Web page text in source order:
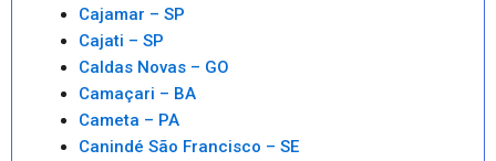
Cajamar – SP
Cajati – SP
Caldas Novas – GO
Camaçari – BA
Cameta – PA
Canindé São Francisco – SE